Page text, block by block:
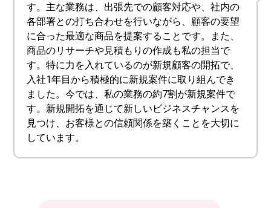
す。主な業務は、出張先での顧客対応や、社内の
各部署との打ち合わせを行いながら、顧客の要望
に合った最適な商品を提案することです。また、
商品のリサーチや見積もりの作成も私の担当で
す。特に力を入れているのが新規顧客の開拓で、
入社1年目から積極的に新規案件に取り組んでき
ました。今では、私の業務の約7割が新規案件で
す。新規開拓を通じて新しいビジネスチャンスを
見つけ、お客様との信頼関係を築くことを大切に
しています。